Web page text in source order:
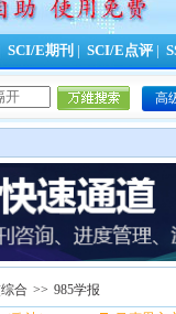
SCI/E期刊 SCI/E点评
高
合 >> 985学报